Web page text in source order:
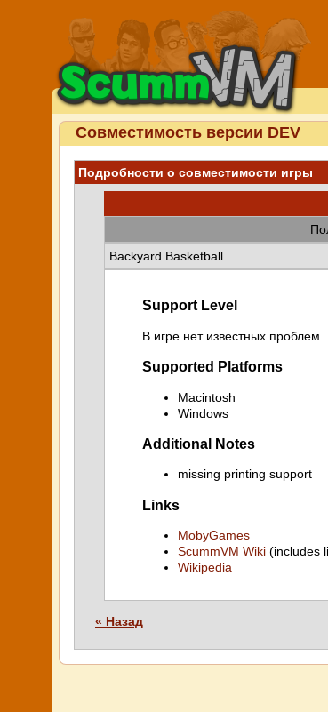
Совместимость версии DEV
Подробности о совместимости игры
Backyard Basketball
Support Level
В игре нет известных проблем.
Supported Platforms
Macintosh
Windows
Additional Notes
missing printing support
Links
MobyGames
ScummVM Wiki (includes
Wikipedia
« Назад